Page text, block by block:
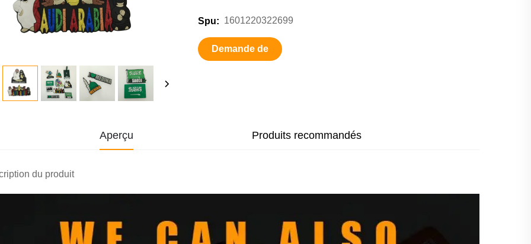
Spu: 1601220322699
Demande de
Aperçu Produits recommandés
du produit